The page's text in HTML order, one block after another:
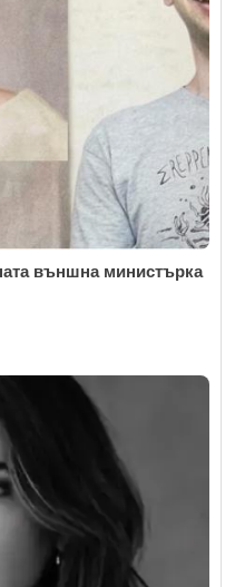
външна министърка